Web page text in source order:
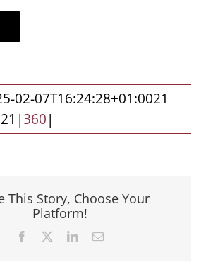
02-07T16:24:28+01:0021
|360|
This Story, Choose Your
Platform!
Facebook LinkedIn
E-